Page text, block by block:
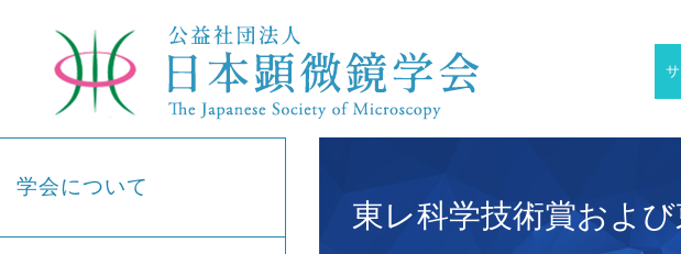
学会について
東レ科学技術賞およ